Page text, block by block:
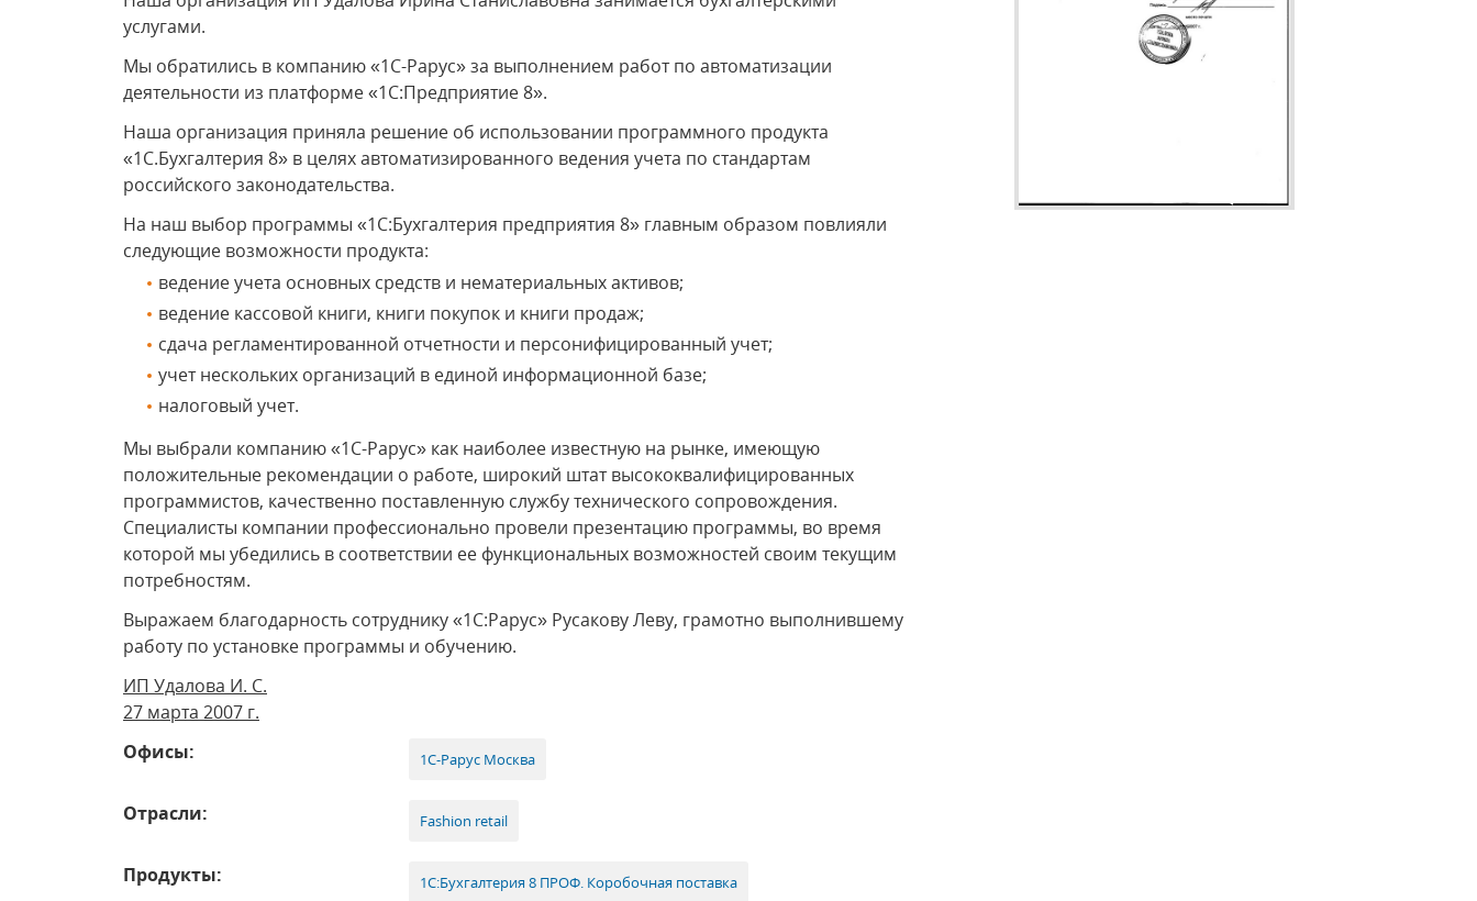
услугами.
Мы обратились в компанию «1С-Рарус» за выполнением работ по автоматизации
деятельности из платформе «1С:Предприятие 8».
Наша организация приняла решение об использовании программного продукта
«1С.Бухгалтерия 8» в целях автоматизированного ведения учета по стандартам
российского законодательства.
На наш выбор программы «1С:Бухгалтерия предприятия 8» главным образом повлияли
следующие возможности продукта:
ведение учета основных средств и нематериальных активов;
ведение кассовой книги, книги покупок и книги продаж;
сдача регламентированной отчетности и персонифицированный учет;
учет нескольких организаций в единой информационной базе;
налоговый учет.
Мы выбрали компанию «1С-Рарус» как наиболее известную на рынке, имеющую
положительные рекомендации о работе, широкий штат высококвалифицированных
программистов, качественно поставленную службу технического сопровождения.
Специалисты компании профессионально провели презентацию программы, во время
которой мы убедились в соответствии ее функциональных возможностей своим текущим
потребностям.
Выражаем благодарность сотруднику «1С:Рарус» Русакову Леву, грамотно выполнившему
работу по установке программы и обучению.
ИП Удалова И. С.
27 марта 2007 г.
Офисы:
1С-Рарус Москва
Отрасли: Fashion retail
Продукты: 1С:Бухгалтерия 8 ПРОФ. Коробочная поставка